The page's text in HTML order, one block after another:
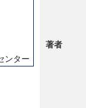
ンター
著者